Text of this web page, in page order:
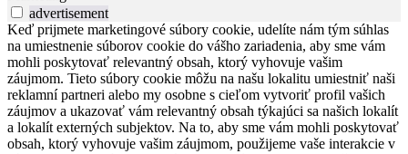
advertisement
Keď prijmete marketingové súbory cookie, udelíte nám tým súhlas
na umiestnenie súborov cookie do vášho zariadenia, aby sme vám
mohli poskytovať relevantný obsah, ktorý vyhovuje vašim
záujmom. Tieto súbory cookie môžu na našu lokalitu umiestniť naši
reklamní partneri alebo my osobne s cieľom vytvoriť profil vašich
záujmov a ukazovať vám relevantný obsah týkajúci sa našich lokalít
a lokalít externých subjektov. Na to, aby sme vám mohli poskytovať
obsah, ktorý vyhovuje vašim záujmom, použijeme vaše interakcie v